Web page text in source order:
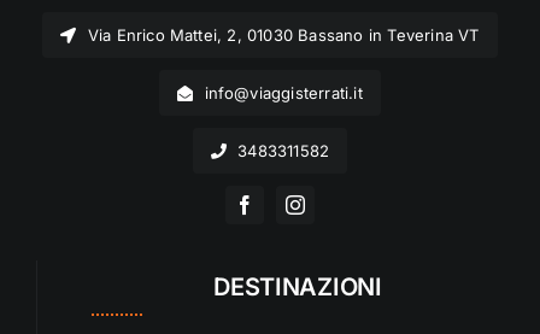
Via Enrico Mattei, 2, 01030 Bassano in Teverina VT
info@viaggisterrati.it
3483311582
DESTINAZIONI